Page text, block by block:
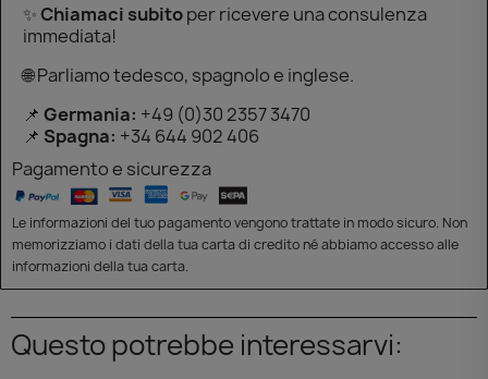
✨Chiamaci subitoper ricevere una consulenza
immediata!
🌐 Parliamo tedesco, spagnolo e inglese.
📌 Germania: +49 (0)30 2357 3470
📌 Spagna: +34 644 902 406
Pagamento e sicurezza
Le informazioni del tuo pagamento vengono trattate in modo sicuro. Non
memorizziamo i dati della tua carta di credito né abbiamo accesso alle
informazioni della tua carta.
Questo potrebbe interessarvi: